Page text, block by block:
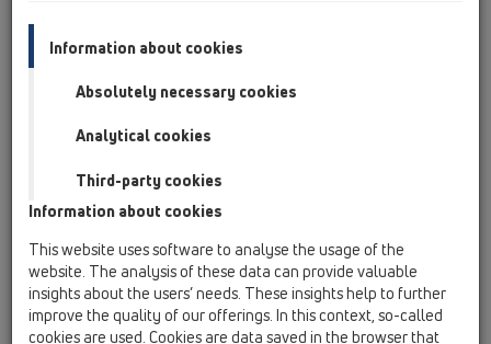
Výrobky
HL510N-3020
Information about cookies
Absolutely necessary cookies
Analytical cookies
Third-party cookies
Information about cookies
This website uses software to analyse the usage of the
website. The analysis of these data can provide valuable
insights about the users’ needs. These insights help to further
improve the quality of our offerings. In this context, so-called
cookies are used. Cookies are data saved in the browser that